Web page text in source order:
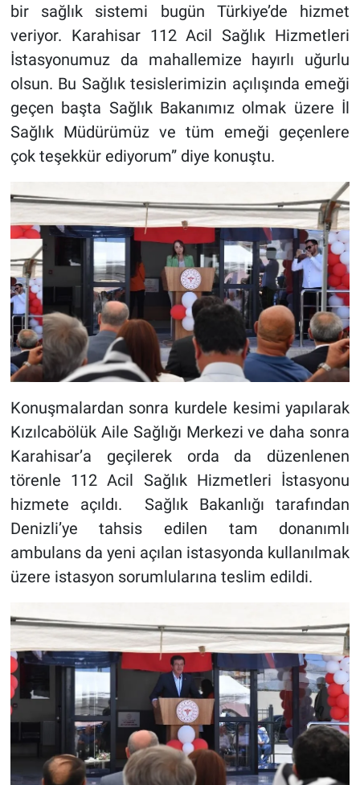
bir sağlık sistemi bugün Türkiye’de hizmet
veriyor. Karahisar 112 Acil Sağlık Hizmetleri
İstasyonumuz da mahallemize hayırlı uğurlu
olsun. Bu Sağlık tesislerimizin açılışında emeği
geçen başta Sağlık Bakanımız olmak üzere İl
Sağlık Müdürümüz ve tüm emeği geçenlere
çok teşekkür ediyorum” diye konuştu.
Konuşmalardan sonra kurdele kesimi yapılarak
Kızılcabölük Aile Sağlığı Merkezi ve daha sonra
Karahisar’a geçilerek orda da düzenlenen
törenle 112 Acil Sağlık Hizmetleri İstasyonu
hizmete açıldı. Sağlık Bakanlığı tarafından
Denizli’ye tahsis edilen tam donanımlı
ambulans da yeni açılan istasyonda kullanılmak
üzere istasyon sorumlularına teslim edildi.